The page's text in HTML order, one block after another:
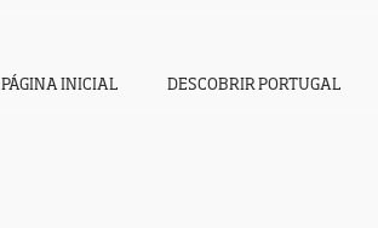
PÁGINA INICIAL DESCOBRIR PORTUGAL